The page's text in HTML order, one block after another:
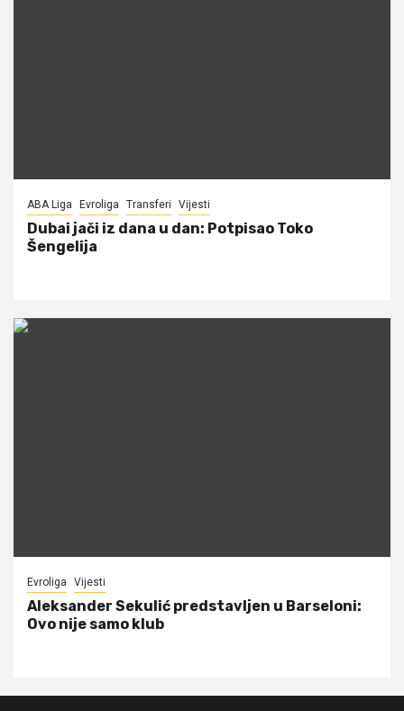
ABA Liga Evroliga Transferi Vijesti
Dubai jači iz dana u dan: Potpisao Toko
Šengelija
Evroliga Vijesti
Aleksander Sekulić predstavljen u Barseloni:
Ovo nije samo klub